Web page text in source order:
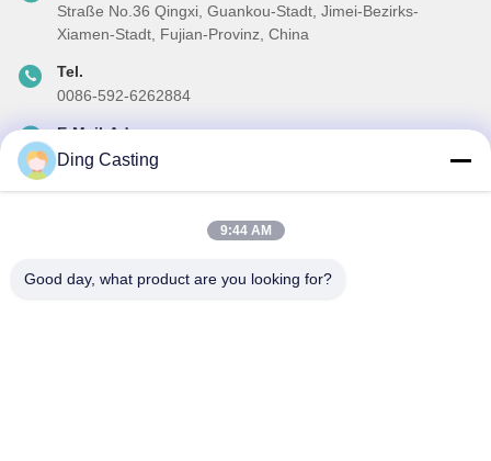
Straße No.36 Qingxi, Guankou-Stadt, Jimei-Bezirks-
Xiamen-Stadt, Fujian-Provinz, China
Tel.
0086-592-6262884
E-Mail-Adresse
dzivy@idzxm.cn
Abonnieren Sie unseren Newsletter für Rabatte und mehr.
Ding Casting
9:44 AM
Good day, what product are you looking for?